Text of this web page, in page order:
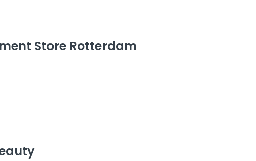
Store Rotterdam